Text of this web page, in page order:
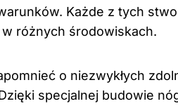
Każde z tych
różnych środowiskach.
o niezwykłych
specjalnej budowie